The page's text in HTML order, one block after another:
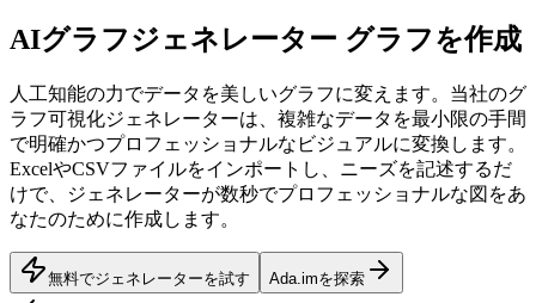
AIグラフジェネレーター グラフを作成
人工知能の力でデータを美しいグラフに変えます。当社のグ
ラフ可視化ジェネレーターは、複雑なデータを最小限の手間
で明確かつプロフェッショナルなビジュアルに変換します。
ExcelやCSVファイルをインポートし、ニーズを記述するだ
けで、ジェネレーターが数秒でプロフェッショナルな図をあ
なたのために作成します。
無料でジェネレーターを試す Ada.imを探索